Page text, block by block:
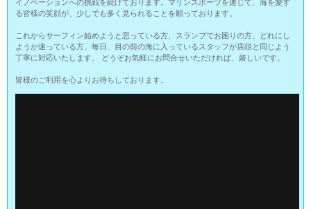
イノベーションへの挑戦を続けております。マリンスポーツを通じて、海を愛す
る皆様の笑顔が、少しでも多く見られることを願っております。
これからサーフィン始めようと思っている方、スランプでお困りの方、どれにし
ようか迷っている方、毎日、目の前の海に入っているスタッフが店頭と同じよう
丁寧に対応いたします。 どうぞお気軽にお問合せいただければ、嬉しいです。
皆様のご利用を心よりお待ちしております。